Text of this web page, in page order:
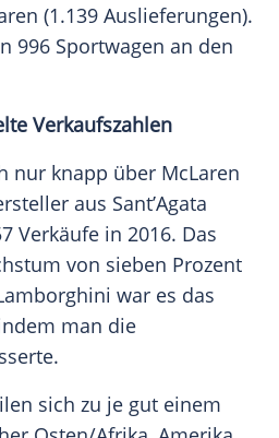
(1.139 Auslieferungen).
996 Sportwagen an den
Verkaufszahlen
nur knapp über McLaren
aus Sant’Agata
Verkäufe in 2016. Das
von sieben Prozent
war es das
man die
sich zu je gut einem